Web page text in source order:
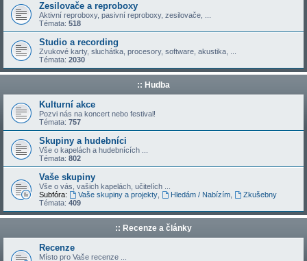
Zesilovače a reproboxy
Aktivní reproboxy, pasivní reproboxy, zesilovače, ...
Témata: 518
Studio a recording
Zvukové karty, sluchátka, procesory, software, akustika, ...
Témata: 2030
:: Hudba
Kulturní akce
Pozvi nás na koncert nebo festival!
Témata: 757
Skupiny a hudebníci
Vše o kapelách a hudebnících ...
Témata: 802
Vaše skupiny
Vše o vás, vašich kapelách, učitelích ...
Subfóra:
Vaše skupiny a projekty, Hledám / Nabízím,
Zkušebny
Témata: 409
:: Recenze a články
Recenze
Místo pro Vaše recenze ...